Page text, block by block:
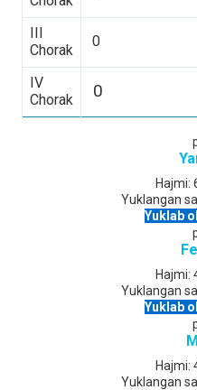
III
Chorak
0
IV
Chorak
0
Hajmi:
Yuklangan
Yuklab
Hajmi:
Yuklangan
Yuklab
Hajmi:
Yuklangan